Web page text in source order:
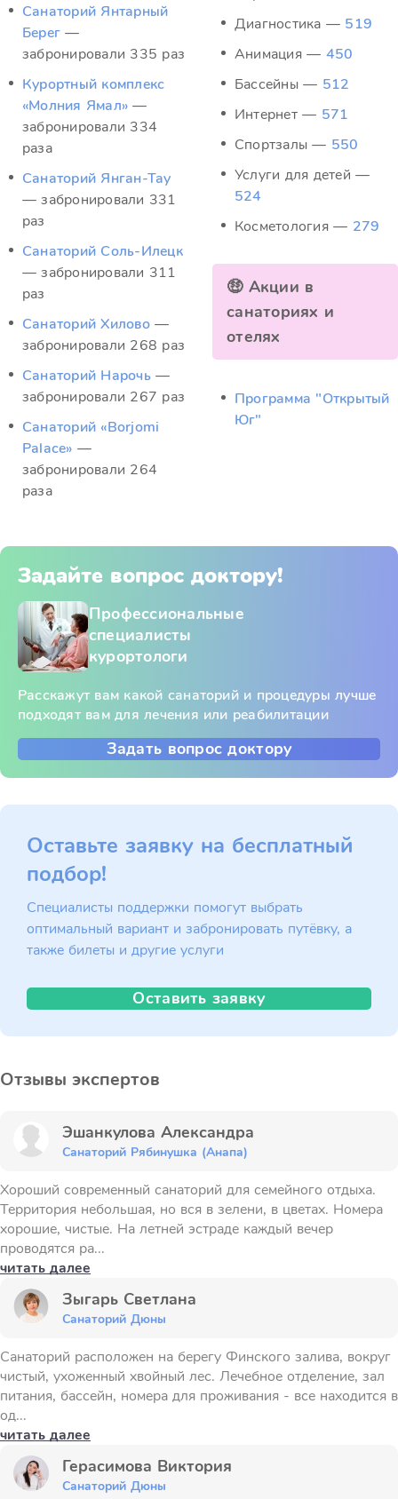
Санаторий Янтарный
Берег —
забронировали 335 раз
Курортный комплекс
«Молния Ямал» —
забронировали 334
раза
Санаторий Янган-Тау
— забронировали 331
раз
Санаторий Соль-Илецк
— забронировали 311
раз
Санаторий Хилово —
забронировали 268 раз
Санаторий Нарочь —
забронировали 267 раз
Санаторий «Borjomi
Palace» —
забронировали 264
раза
Диагностика — 519
Анимация — 450
Бассейны — 512
Интернет — 571
Спортзалы — 550
Услуги для детей —
524
Косметология — 279
🤑 Акции в
санаториях и
отелях
Программа "Открытый
Юг"
Задайте вопрос доктору!
Профессиональные
специалисты
курортологи
Расскажут вам какой санаторий и процедуры лучше
подходят вам для лечения или реабилитации
Задать вопрос доктору
Оставьте заявку на бесплатный
подбор!
Специалисты поддержки помогут выбрать
оптимальный вариант и забронировать путёвку, а
также билеты и другие услуги
Оставить заявку
Отзывы экспертов
Эшанкулова Александра
Санаторий Рябинушка (Анапа)
Хороший современный санаторий для семейного отдыха.
Территория небольшая, но вся в зелени, в цветах. Номера
хорошие, чистые. На летней эстраде каждый вечер
проводятся ра...
читать далее
Зыгарь Светлана
Санаторий Дюны
Санаторий расположен на берегу Финского залива, вокруг
чистый, ухоженный хвойный лес. Лечебное отделение, зал
питания, бассейн, номера для проживания - все находится в
од...
читать далее
Герасимова Виктория
Санаторий Дюны